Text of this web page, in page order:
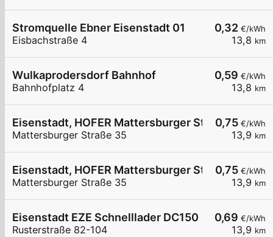
0,32 €/kWh
13,8 km
Stromquelle Ebner Eisenstadt 01
Eisbachstraße 4
0,59 €/kWh
13,8 km
Wulkaprodersdorf Bahnhof
Bahnhofplatz 4
0,75 €/kWh
13,9 km
Eisenstadt, HOFER Mattersburger Str.
Mattersburger Straße 35
0,75 €/kWh
13,9 km
Eisenstadt, HOFER Mattersburger Str.
Mattersburger Straße 35
0,69 €/kWh
13,9 km
Eisenstadt EZE Schnelllader DC150
Rusterstraße 82-104